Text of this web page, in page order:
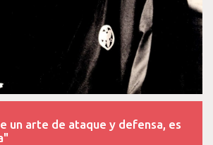
un arte de ataque y defensa, es